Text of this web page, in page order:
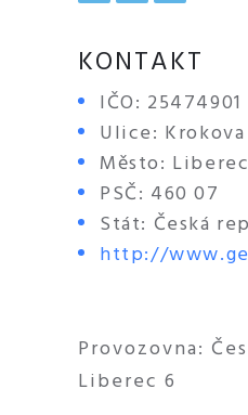
KONTAKT
IČO: 25474901
Ulice:
Město:
PSČ: 460 07
Stát: Česká
http://
Provozovna:
Liberec 6